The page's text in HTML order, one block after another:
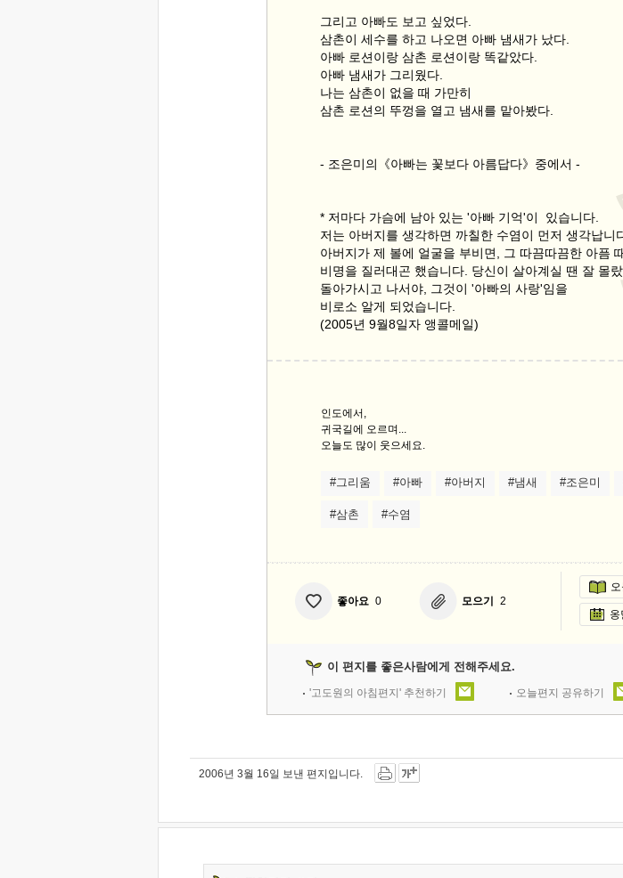
그리고 아빠도 보고 싶었다.
삼촌이 세수를 하고 나오면 아빠 냄새가 났다.
아빠 로션이랑 삼촌 로션이랑 똑같았다.
아빠 냄새가 그리웠다.
나는 삼촌이 없을 때 가만히
삼촌 로션의 뚜껑을 열고 냄새를 맡아봤다.
- 조은미의《아빠는 꽃보다 아름답다》중에서 -
* 저마다 가슴에 남아 있는 '아빠 기억'이 있습니다.
저는 아버지를 생각하면 까칠한 수염이 먼저 생각납니
아버지가 제 볼에 얼굴을 부비면, 그 따끔따끔한 아픔
비명을 질러대곤 했습니다. 당신이 살아계실 땐 잘 몰
돌아가시고 나서야, 그것이 '아빠의 사랑'임을
비로소 알게 되었습니다.
(2005년 9월8일자 앵콜메일)
인도에서,
귀국길에 오르며...
오늘도 많이 웃으세요.
#그리움 #아빠 #아버지 #냄새 #조은미
#삼촌 #수염
좋아요 0 모으기 2
옹
이 편지를 좋은사람에게 전해주세요.
'고도원의 아침편지' 추천하기 오늘편지 공유하기
2006년 3월 16일 보낸 편지입니다.